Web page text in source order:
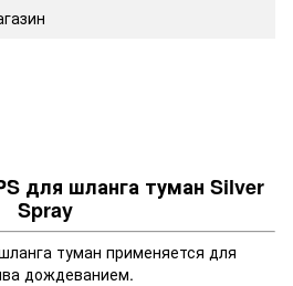
для шланга туман Silver
Spray
туман применяется для
дождеванием.